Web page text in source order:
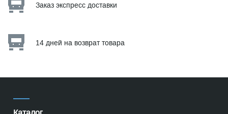
Заказ экспресс доставки
14 дней на возврат товара